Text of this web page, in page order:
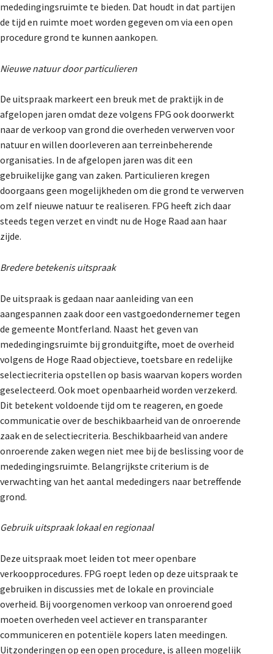
mededingingsruimte te bieden. Dat houdt in dat partijen
de tijd en ruimte moet worden gegeven om via een open
procedure grond te kunnen aankopen.
Nieuwe natuur door particulieren
De uitspraak markeert een breuk met de praktijk in de
afgelopen jaren omdat deze volgens FPG ook doorwerkt
naar de verkoop van grond die overheden verwerven voor
natuur en willen doorleveren aan terreinbeherende
organisaties. In de afgelopen jaren was dit een
gebruikelijke gang van zaken. Particulieren kregen
doorgaans geen mogelijkheden om die grond te verwerven
om zelf nieuwe natuur te realiseren. FPG heeft zich daar
steeds tegen verzet en vindt nu de Hoge Raad aan haar
zijde.
Bredere betekenis uitspraak
De uitspraak is gedaan naar aanleiding van een
aangespannen zaak door een vastgoedondernemer tegen
de gemeente Montferland. Naast het geven van
mededingingsruimte bij gronduitgifte, moet de overheid
volgens de Hoge Raad objectieve, toetsbare en redelijke
selectiecriteria opstellen op basis waarvan kopers worden
geselecteerd. Ook moet openbaarheid worden verzekerd.
Dit betekent voldoende tijd om te reageren, en goede
communicatie over de beschikbaarheid van de onroerende
zaak en de selectiecriteria. Beschikbaarheid van andere
onroerende zaken wegen niet mee bij de beslissing voor de
mededingingsruimte. Belangrijkste criterium is de
verwachting van het aantal mededingers naar betreffende
grond.
Gebruik uitspraak lokaal en regionaal
Deze uitspraak moet leiden tot meer openbare
verkoopprocedures. FPG roept leden op deze uitspraak te
gebruiken in discussies met de lokale en provinciale
overheid. Bij voorgenomen verkoop van onroerend goed
moeten overheden veel actiever en transparanter
communiceren en potentiële kopers laten meedingen.
Uitzonderingen op een open procedure, is alleen mogelijk